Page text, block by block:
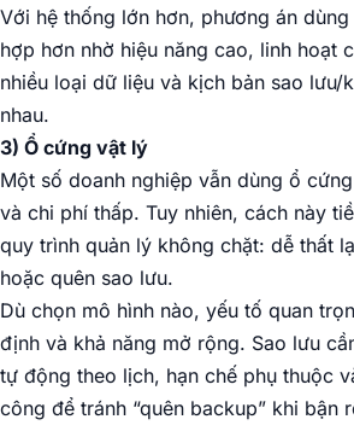
Với hệ thống lớn hơn, phương án
hợp hơn nhờ hiệu năng cao, linh hoạt
nhiều loại dữ liệu và kịch bản sao lưu/
nhau.
3) Ổ cứng vật lý
Một số doanh nghiệp vẫn dùng ổ
và chi phí thấp. Tuy nhiên, cách này
quy trình quản lý không chặt: dễ thất
hoặc quên sao lưu.
Dù chọn mô hình nào, yếu tố quan
định và khả năng mở rộng. Sao lưu
tự động theo lịch, hạn chế phụ thuộc
công để tránh “quên backup” khi bận